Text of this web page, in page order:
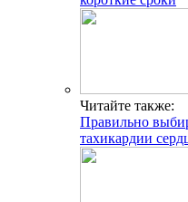
Читайте также:
Правильно
тахикардии